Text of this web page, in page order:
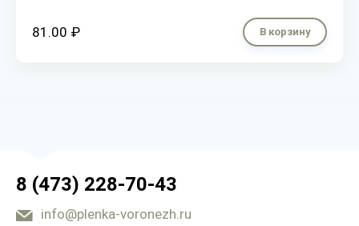
81.00 ₽ В корзину
8 (473) 228-70-43
info@plenka-voronezh.ru